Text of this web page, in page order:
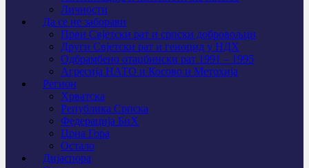
Личности
Да се не заборави
Први Свјeтски рат и српски добровољци
Други Свјетски рат и геноцид у НДХ
Одбрамбено отаџбински рат 1991 – 1995
Агресија НАТО и Косово и Метохија
Регион
Хрватска
Република Српска
Федерација БиХ
Црна Гора
Остало
Дијаспора